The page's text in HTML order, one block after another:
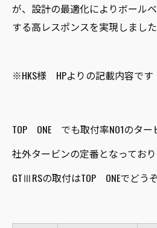
が、設計の最適化によりボール
する高レスポンスを実現しました
※HKS様 HPよりの記載内容です
TOP ONE でも取付率NO1のター
社外タービンの定番となっており
GTⅢRSの取付はTOP ONEでどう